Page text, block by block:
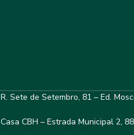
R. Sete de Setembro, 81 – Ed.
Casa CBH – Estrada Municipal 2,